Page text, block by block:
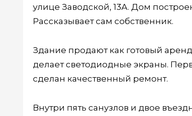
улице Заводской, 13А. Дом
Рассказывает сам собственник.
Здание продают как готовый
делает светодиодные экраны.
сделан качественный ремонт.
Внутри пять санузлов и двое